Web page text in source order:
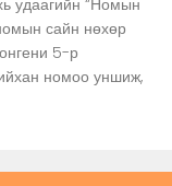
удаагийн “Номын
сайн нөхөр
5-р
номоо уншиж,